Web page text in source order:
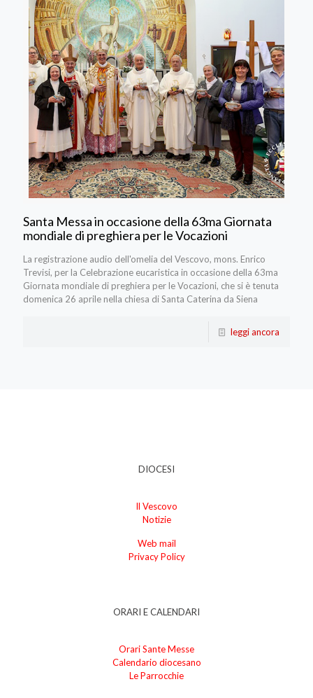
Santa Messa in occasione della 63ma Giornata
mondiale di preghiera per le Vocazioni
La registrazione audio dell'omelia del Vescovo, mons. Enrico
Trevisi, per la Celebrazione eucaristica in occasione della 63ma
Giornata mondiale di preghiera per le Vocazioni, che si è tenuta
domenica 26 aprile nella chiesa di Santa Caterina da Siena
leggi ancora
DIOCESI
Il Vescovo
Notizie
Web mail
Privacy Policy
ORARI E CALENDARI
Orari Sante Messe
Calendario diocesano
Le Parrocchie